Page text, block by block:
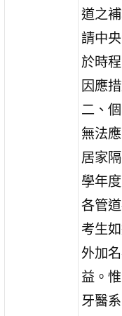
道之
請中
於時
因應
二、
無法
居家
學年
各管
考生
外加
益。
牙醫